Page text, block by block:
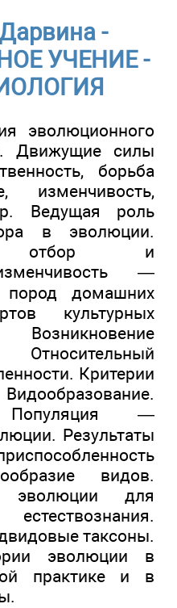
-
УЧЕНИЕ -
эволюционного
Движущие силы
борьба
изменчивость,
Ведущая роль
в эволюции.
отбор и
—
пород домашних
культурных
Критерии
Популяция —
Результаты
видов.
эволюции для
таксоны.
эволюции в
практике и в